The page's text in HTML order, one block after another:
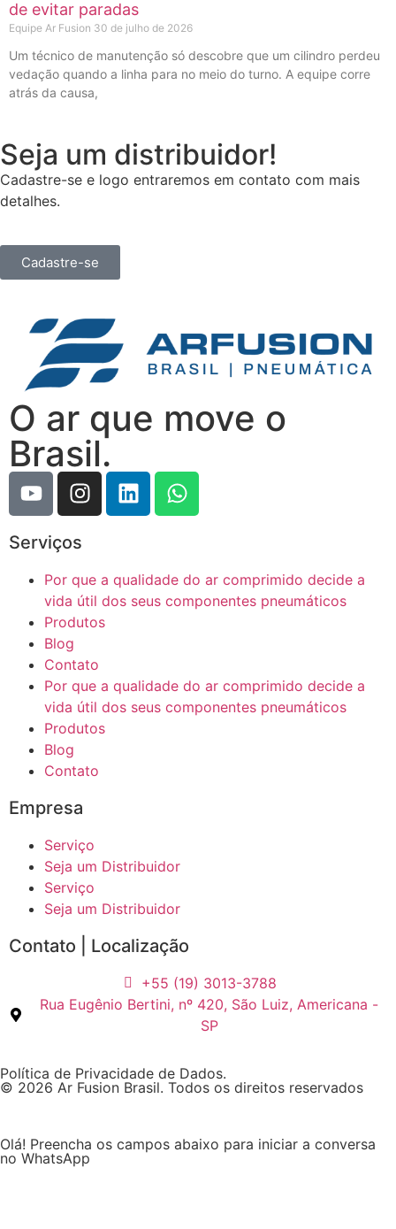
de evitar paradas
Equipe Ar Fusion 30 de julho de 2026
Um técnico de manutenção só descobre que um cilindro perdeu
vedação quando a linha para no meio do turno. A equipe corre
atrás da causa,
Seja um distribuidor!
Cadastre-se e logo entraremos em contato com mais
detalhes.
Cadastre-se
O ar que move o
Brasil.
Serviços
Por que a qualidade do ar comprimido decide a
vida útil dos seus componentes pneumáticos
Produtos
Blog
Contato
Por que a qualidade do ar comprimido decide a
vida útil dos seus componentes pneumáticos
Produtos
Blog
Contato
Empresa
Serviço
Seja um Distribuidor
Serviço
Seja um Distribuidor
Contato | Localização
+55 (19) 3013-3788
Rua Eugênio Bertini, nº 420, São Luiz, Americana -
SP
Política de Privacidade de Dados.
© 2026 Ar Fusion Brasil. Todos os direitos reservados
Olá! Preencha os campos abaixo para iniciar a conversa
no WhatsApp